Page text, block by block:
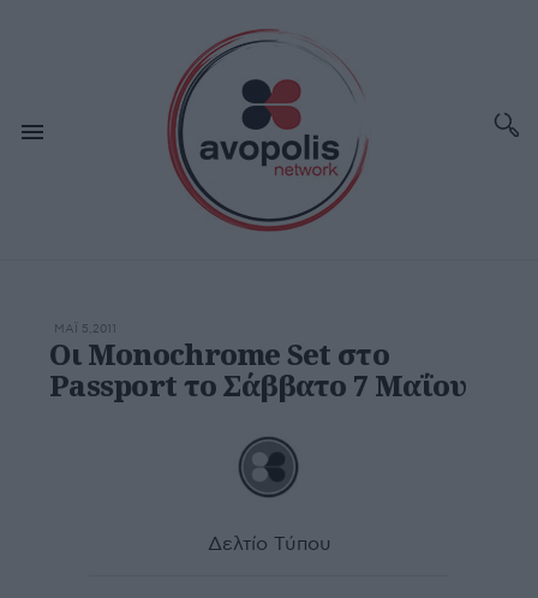
ΜΆΙ 5,2011
Οι Monochrome Set στο
Passport το Σάββατο 7 Μαΐου
Δελτίο Τύπου